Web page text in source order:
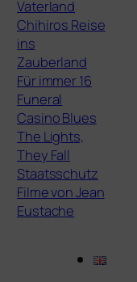
Vaterland
Chihiros Reise
ins
Zauberland
Für immer 16
Funeral
Casino Blues
The Lights,
They Fall
Staatsschutz
Filme von Jean
Eustache